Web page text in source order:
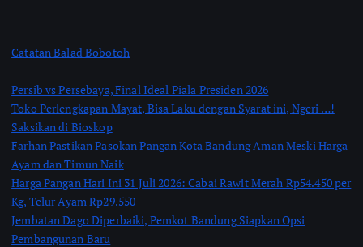
Catatan Balad Bobotoh
Persib vs Persebaya, Final Ideal Piala Presiden 2026
Toko Perlengkapan Mayat, Bisa Laku dengan Syarat ini, Ngeri …!
Saksikan di Bioskop
Farhan Pastikan Pasokan Pangan Kota Bandung Aman Meski Harga
Ayam dan Timun Naik
Harga Pangan Hari Ini 31 Juli 2026: Cabai Rawit Merah Rp54.450 per
Kg, Telur Ayam Rp29.550
Jembatan Dago Diperbaiki, Pemkot Bandung Siapkan Opsi
Pembangunan Baru